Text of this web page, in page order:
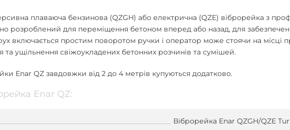
плаваюча бензинова (QZGH) або електрична (QZE) віброрейка з
розроблений для переміщення бетоном вперед або назад, для
включається простим поворотом ручки і оператор може стоячи на місці
та ущільнення свіжоукладених бетонних розчинів та сумішей.
Enar QZ завдовжки від 2 до 4 метрів купуються додатково.
Enar QZ:
Віброрейка Enar QZGH/QZE